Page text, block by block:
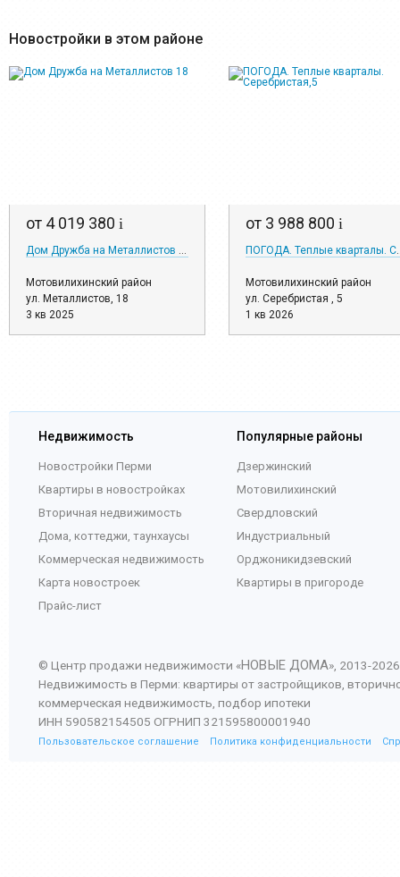
Новостройки в этом районе
от 4 019 380 i
Дом Дружба на Металлистов 18
Мотовилихинский район
ул. Металлистов, 18
3 кв 2025
от 3 988 800 i
ПОГОДА.
Мотовилихинский район
ул. Серебристая , 5
1 кв 2026
Недвижимость
Новостройки Перми
Квартиры в новостройках
Вторичная недвижимость
Дома, коттеджи, таунхаусы
Коммерческая недвижимость
Карта новостроек
Прайс-лист
Популярные районы
Дзержинский
Мотовилихинский
Свердловский
Индустриальный
Орджоникидзевский
Квартиры в пригороде
© Центр продажи недвижимости «НОВЫЕ ДОМА», 2013-2026
Недвижимость в Перми: квартиры от застройщиков,
коммерческая недвижимость, подбор ипотеки
ИНН 590582154505 ОГРНИП 321595800001940
Пользовательское соглашение Политика конфиденциальности